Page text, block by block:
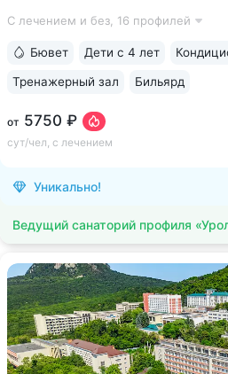
Озеро 30’ка — одна из главных
С лечением и без, 16 профилей
от 5750 ₽
сут/чел, с лечением
Бювет Дети с 4 лет
Тренажерный зал Бильярд
Уникально!
Ведущий санаторий профиля